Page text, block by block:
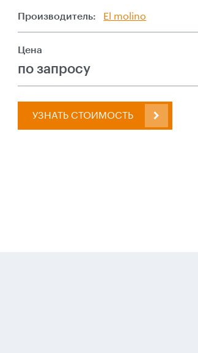
Производитель: El molino
Цена
по запросу
УЗНАТЬ СТОИМОСТЬ